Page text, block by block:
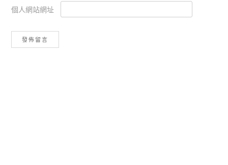
個人網站網址